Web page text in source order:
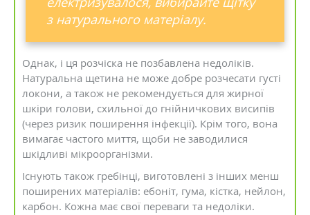
з натурального матеріалу.
Однак, і ця розчіска не позбавлена недоліків.
Натуральна щетина не може добре розчесати густі
локони, а також не рекомендується для жирної
шкіри голови, схильної до гнійничкових висипів
(через ризик поширення інфекції). Крім того, вона
вимагає частого миття, щоби не заводилися
шкідливі мікроорганізми.
Існують також гребінці, виготовлені з інших менш
поширених матеріалів: ебоніт, гума, кістка, нейлон,
карбон. Кожна має свої переваги та недоліки.